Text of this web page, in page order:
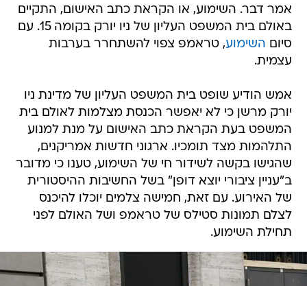
אמר דבר. השימוע, או הקראת כתב האישום, התקיים
באולם בית המשפט העליון של ניו יורק בקומה 15. עם
סיום השימוע, טראמפ צפוי להשתחרר בערבות
עצמית.
אמש הודיע שופט בית המשפט העליון של מדינת ניו
יורק מרשן כי לא יאפשר הכנסת מצלמות לאולם בית
המשפט בעת הקראת כתב האישום על מנת למנוע
התלהמות מצד תומכיו. ארגוני חדשות אמריקנים,
שהגישו בקשה לשידור חי של השימוע, טענו כי מדובר
ב"עניין ציבורי יוצא דופן" בשל החשיבות ההיסטורית
של האירוע. עם זאת, חמישה צלמים יוכלו להיכנס
לצלם תמונות סטילס של טראמפ ושל האולם לפני
תחילת השימוע.